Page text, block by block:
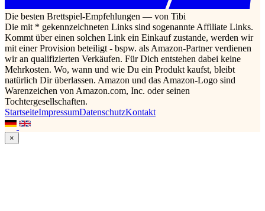
Die besten Brettspiel-Empfehlungen — von Tibi
Die mit * gekennzeichneten Links sind sogenannte Affiliate Links.
Kommt über einen solchen Link ein Einkauf zustande, werden wir
mit einer Provision beteiligt - bspw. als Amazon-Partner verdienen
wir an qualifizierten Verkäufen. Für Dich entstehen dabei keine
Mehrkosten. Wo, wann und wie Du ein Produkt kaufst, bleibt
natürlich Dir überlassen. Amazon und das Amazon-Logo sind
Warenzeichen von Amazon.com, Inc. oder seinen
Tochtergesellschaften.
StartseiteImpressumDatenschutzKontakt
×